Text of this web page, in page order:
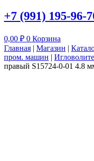
+7 (991) 195-96-
0,00 ₽ 0 Корзина
Главная | Магазин |
пром. машин |
правый S15724-0-01 4.8